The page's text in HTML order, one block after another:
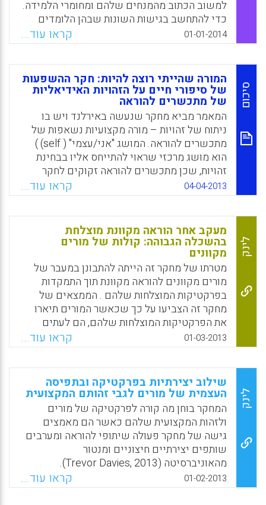
למשוב הכתוב מהמנחים שלהם ומחומרי הלמידה.
כדי להתחשב בגישות השונות שבהן הלומדים
המבוגרים לומדים באופן עצמאי המשלב הן
מבחינה רגשית והן מבחינה קוגניטיבית את
המשוב החיצוני, המחברים מציעים מודל המבוסס
על ארבעה מניעים עיקריים: רלוונטיות של
המטרה, ידע, ביטחון עצמי, ותפקידים (Maria
Fernandez-Toro and Stella Hurd, 2014).
WhatsApp
Facebook
Email
X
01-01-2014 קראו עוד...
סיכום
המורה שהייתי רוצה להיות: חקר ההשפעות
של סיפורי חיים על הזהויות האידיאליות
של מתכשרים להוראה
המאמר מביא מחקר שנעשה באירלנד ויש בו
ניתוח של זהויות – מורה מקצועיות נשאפות של
מתכשרים להוראה. המושג "אני/עצמי" ( self) )
הוא מושג מרכזי שראוי להתייחס אליו בבחינת
זהויות, שכן מתכשרים להוראה זקוקים לחקר
עצמם כדי לפתח תחושה של זהות ((Sachs, 2005
וכדי להבין שזהות מתפתחת ומתעצבת במשך
החיים. מתכשרים מגיעים להוראה עם ערכים
שונים ועם מטען של תיאוריות
אינטואיטיביות/חובבניות ביחס למורים, להוראה
וללמידה. הם גם מביאים להכשרה דימוי של
עצמם כמורים על בסיס ההיסטוריה האישית של
כל אחד ואחד. כל אלה עומדים לבחינה ולחשיבה
מחודשת במהלך ההכשרה ( Furlong, C ) .
WhatsApp
Facebook
Email
X
04-04-2013 קראו עוד...
לינק
מעקב אחר הוראה מקוונת מוצלחת
בהשכלה הגבוהה: קולות של מורים
מקוונים
מטרתו של מחקר זה הייתה להתבונן במעבר של
מורים מקוונים להוראה מקוונת תוך התמקדות
בפרקטיקות המוצלחות שלהם . הממצאים של
מחקר זה הצביעו על כך שכאשר המורים תיארו
את הפרקטיקות המוצלחות שלהם, הם לעתים
קרובות קישרו אותן לתפקידים המשתנים שלהם
ולייצוג החדש של "העצמי" שלהם בתוך הסביבה
המקוונת. (BARAN, EVRIM; CORREIA, ANA-
PAULA; THOMPSON, ANN D , 2013).
WhatsApp
Facebook
Email
X
01-03-2013 קראו עוד...
לינק
שילוב יצירתיות בפרקטיקה ובתפיסה
העצמית של מורים לגבי זהותם המקצועית
המחקר בוחן מה קורה לפרקטיקה של מורים
ולזהות המקצועית שלהם כאשר הם מאמצים
גישה של מחקר פעולה שיתופי להוראה ומערבים
שותפים יצירתיים חיצוניים ומנטור
מהאוניברסיטה (Trevor Davies, 2013).
WhatsApp
Facebook
Email
X 01-02-2013 קראו עוד...